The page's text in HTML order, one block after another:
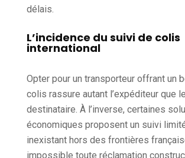
délais.
L’incidence du suivi de colis
international
Opter pour un transporteur offrant un
colis rassure autant l’expéditeur que le
destinataire. À l’inverse, certaines
économiques proposent un suivi
inexistant hors des frontières
impossible toute réclamation